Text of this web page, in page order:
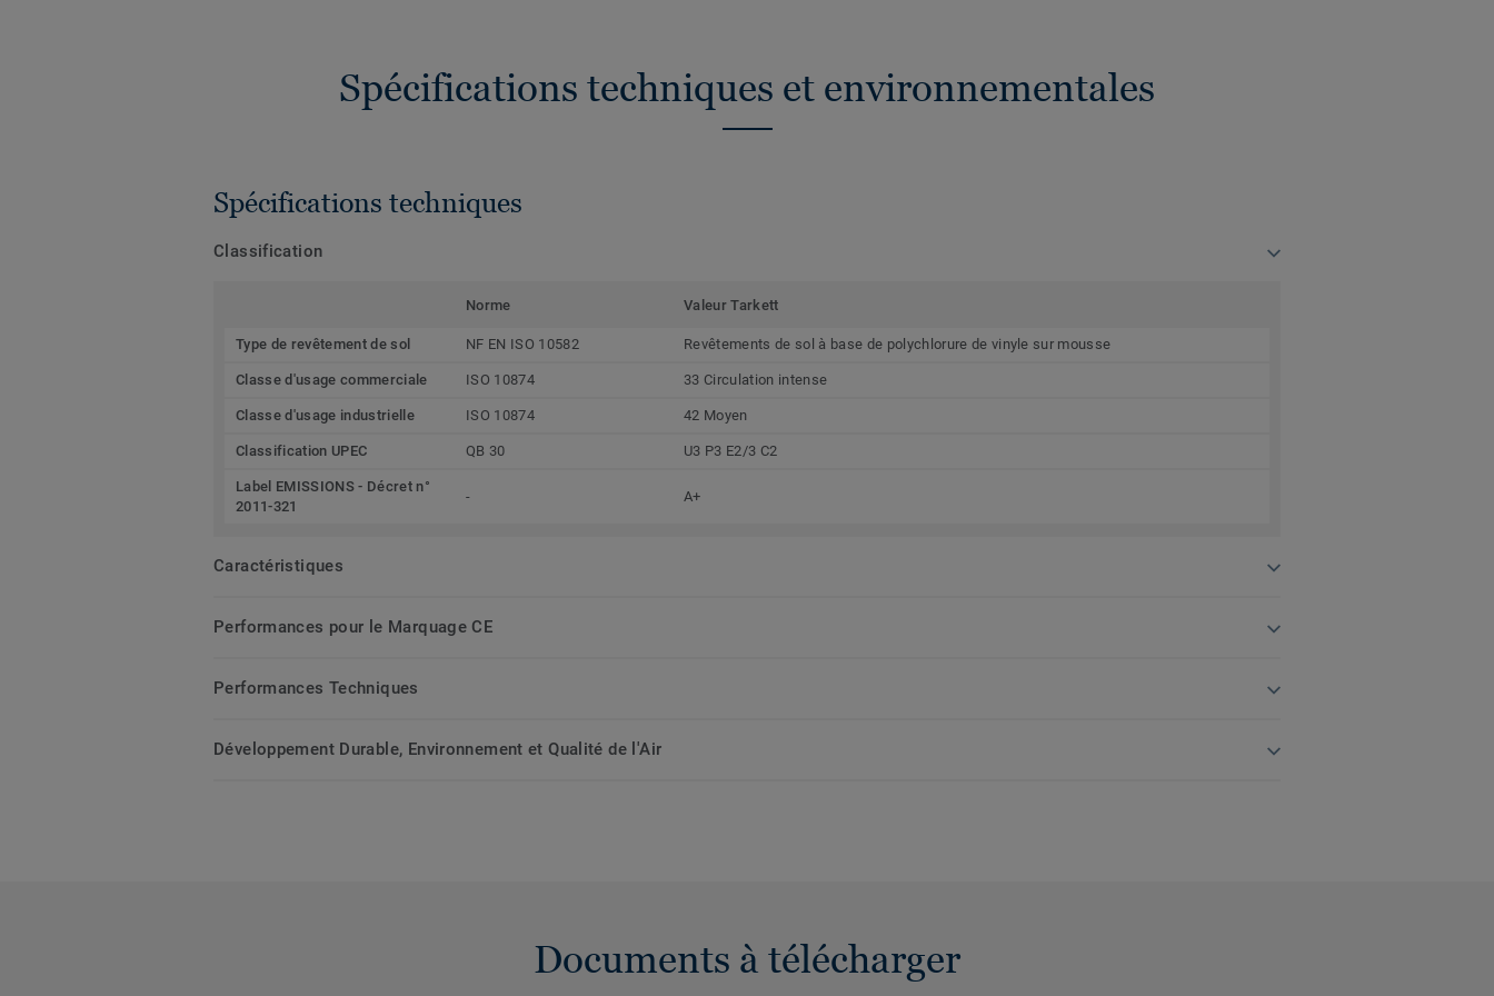
Spécifications techniques et environnementales
Spécifications techniques
Classification
Norme Valeur Tarkett
Type de revêtement de sol NF EN ISO 10582 Revêtements de sol à base de polychlorure de vinyle sur mousse
Classe d'usage commerciale ISO 10874 33 Circulation intense
Classe d'usage industrielle ISO 10874 42 Moyen
Classification UPEC QB 30 U3 P3 E2/3 C2
Label EMISSIONS - Décret n°
2011-321
- A+
Caractéristiques
Performances pour le Marquage CE
Performances Techniques
Développement Durable, Environnement et Qualité de l'Air
Documents à télécharger